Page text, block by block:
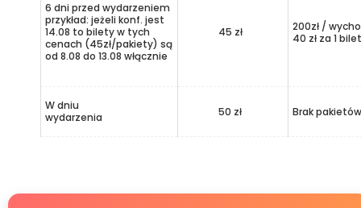
6 dni przed wydarzeniem
przykład: jeżeli konf. jest
14.08 to bilety w tych
cenach (45zł/pakiety) są
od 8.08 do 13.08 włącznie
45 zł
200zł /
40 zł za 1 bilet
W dniu
wydarzenia
50 zł Brak pakietów